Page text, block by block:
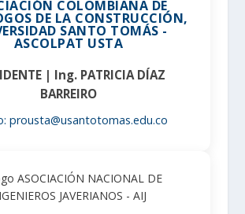
COLOMBIANA DE
DE LA CONSTRUCCIÓN,
SANTO TOMÁS -
ASCOLPAT USTA
| Ing. PATRICIA DÍAZ
BARREIRO
prousta@usantotomas.edu.co